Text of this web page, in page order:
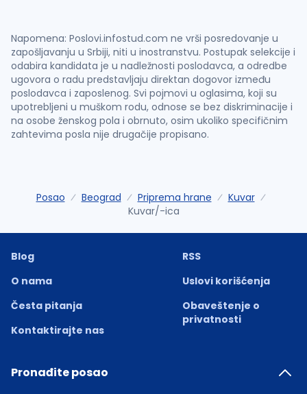
Napomena: Poslovi.infostud.com ne vrši posredovanje u
zapošljavanju u Srbiji, niti u inostranstvu. Postupak selekcije i
odabira kandidata je u nadležnosti poslodavca, a odredbe
ugovora o radu predstavljaju direktan dogovor između
poslodavca i zaposlenog. Svi pojmovi u oglasima, koji su
upotrebljeni u muškom rodu, odnose se bez diskriminacije i
na osobe ženskog pola i obrnuto, osim ukoliko specifičnim
zahtevima posla nije drugačije propisano.
Posao Beograd Priprema hrane
Kuvar
Kuvar/-ica
Blog
O nama
Česta pitanja
Kontaktirajte nas
RSS
Uslovi korišćenja
Obaveštenje o
privatnosti
Pronađite posao